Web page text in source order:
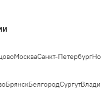
Санкт-Петербург
БелгородСургут